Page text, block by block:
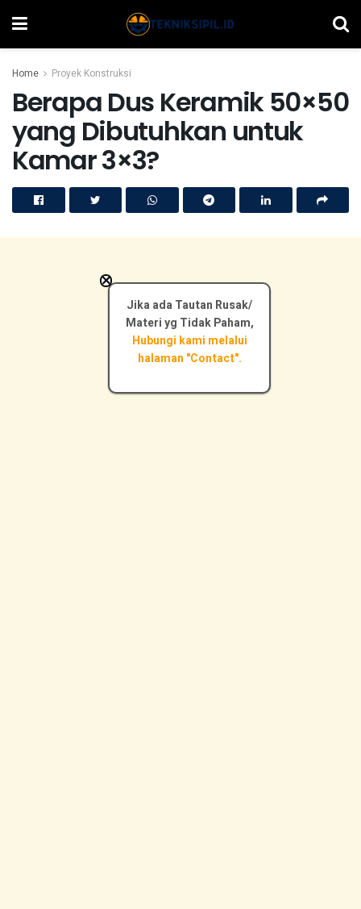
Home Proyek Konstruksi
Berapa Dus Keramik 50×50
yang Dibutuhkan untuk
Kamar 3×3?
Jika ada Tautan Rusak/
Materi yg Tidak Paham,
Hubungi kami melalui
halaman "Contact".
×